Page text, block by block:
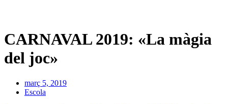
CARNAVAL 2019: «La màgia
del joc»
març 5, 2019
Escola